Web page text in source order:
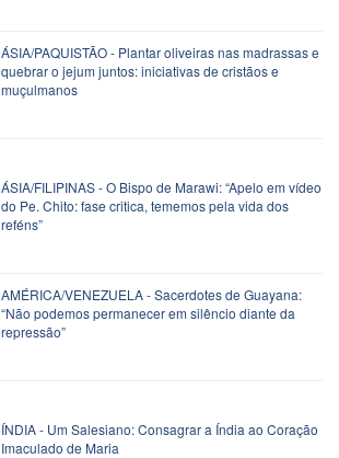
ÁSIA/PAQUISTÃO - Plantar oliveiras nas madrassas e
quebrar o jejum juntos: iniciativas de cristãos e
muçulmanos
ÁSIA/FILIPINAS - O Bispo de Marawi: “Apelo em vídeo
do Pe. Chito: fase critica, tememos pela vida dos
reféns”
AMÉRICA/VENEZUELA - Sacerdotes de Guayana:
“Não podemos permanecer em silêncio diante da
repressão”
ÍNDIA - Um Salesiano: Consagrar a Índia ao Coração
Imaculado de Maria